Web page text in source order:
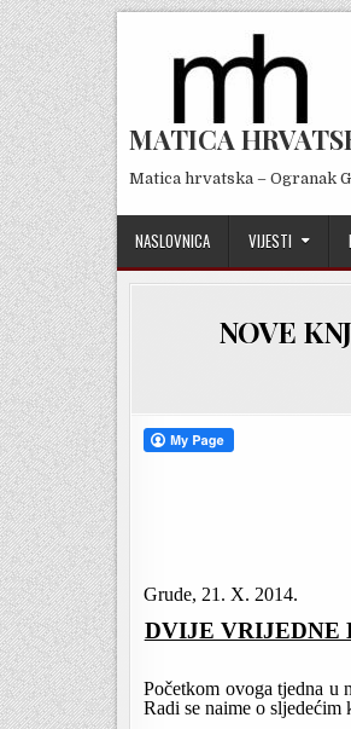
Skip
to
content
MATICA
Matica hrvatska – Ogranak
NASLOVNICA VIJESTI
NOVE
Grude, 21. X. 2014.
DVIJE VRIJEDNE
Početkom ovoga tjedna u
Radi se naime o sljedećim